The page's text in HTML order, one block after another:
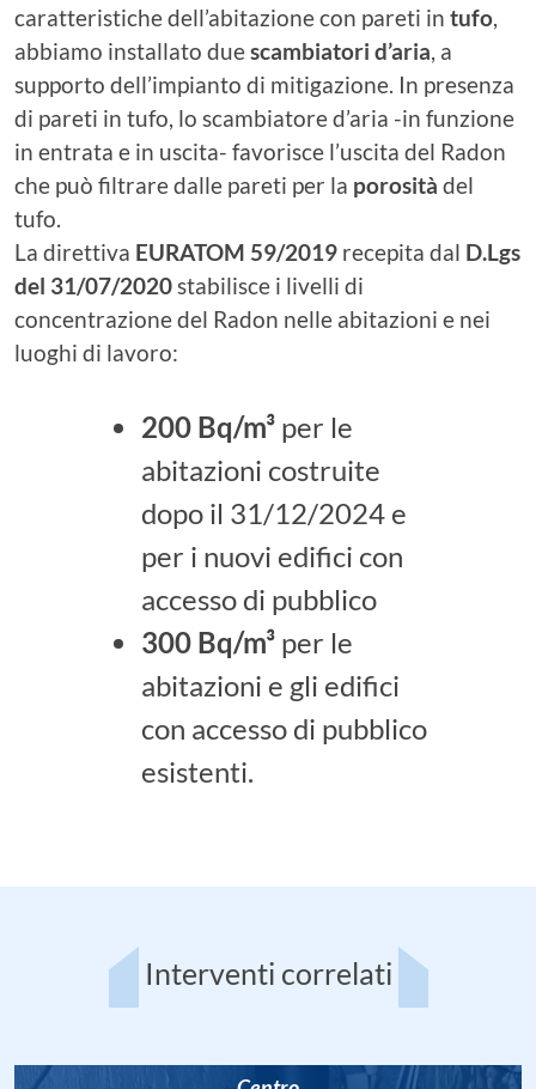
caratteristiche dell’abitazione con pareti in tufo,
abbiamo installato duescambiatori d’aria, a
supporto dell’impianto di mitigazione. In presenza
di pareti in tufo, lo scambiatore d’aria -in funzione
in entrata e in uscita- favorisce l’uscita del Radon
che può filtrare dalle pareti per la porosità del
tufo.
La direttiva EURATOM 59/2019 recepita dal D.Lgs
del 31/07/2020stabilisce i livelli di
concentrazione del Radon nelle abitazioni e nei
luoghi di lavoro:
200 Bq/m³ per le
abitazioni costruite
dopo il 31/12/2024 e
per i nuovi edifici con
accesso di pubblico
300 Bq/m³ per le
abitazioni e gli edifici
con accesso di pubblico
esistenti.
Interventi correlati